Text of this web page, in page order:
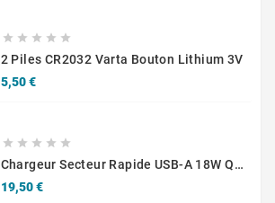
    
2 Piles CR2032 Varta Bouton Lithium 3V
5,50 €Prix
    
Chargeur Secteur Rapide USB-A 18W QC / USB-C 30W PD Compact GaN
19,50 €Prix